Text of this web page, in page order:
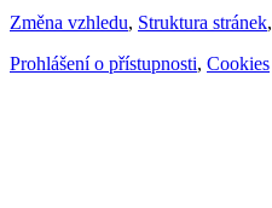
Změna vzhledu, Struktura stránek,
Prohlášení o přístupnosti, Cookies